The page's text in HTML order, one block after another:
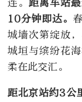
连。 距离车站
10分钟即达。
城墙次第绽放
城垣与缤纷花
柔在此交汇。
距北京站约3公